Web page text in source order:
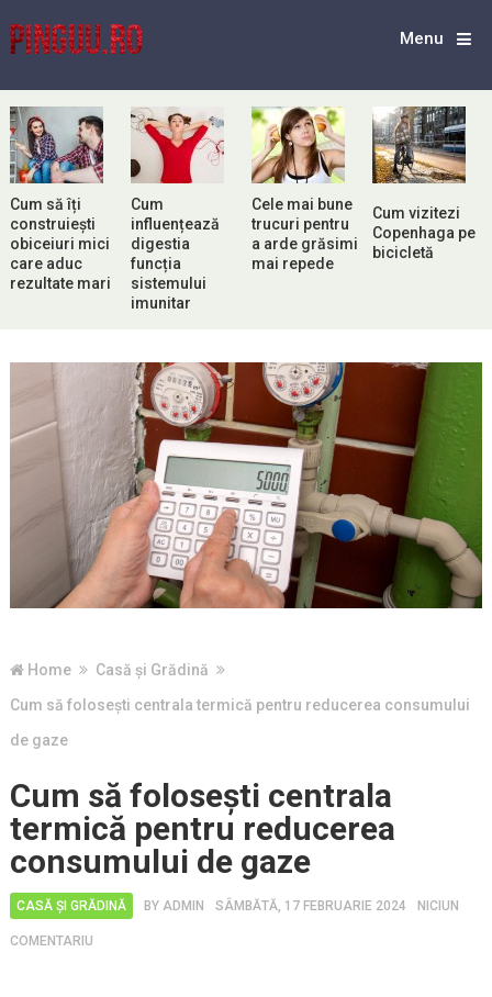
Menu
Cum să îți
construiești
obiceiuri mici
care aduc
rezultate mari
Cum
influențează
digestia
funcția
sistemului
imunitar
Cele mai bune
trucuri pentru
a arde grăsimi
mai repede
Cum vizitezi
Copenhaga pe
bicicletă
Home
Casă și Grădină
Cum să folosești centrala termică pentru reducerea consumului
de gaze
Cum să folosești centrala
termică pentru reducerea
consumului de gaze
CASĂ ȘI GRĂDINĂ BY ADMIN SÂMBĂTĂ, 17 FEBRUARIE 2024 NICIUN
COMENTARIU